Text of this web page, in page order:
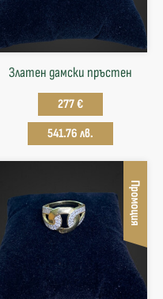
Златен дамски пръстен
277 €
541.76 лв.
Промоция